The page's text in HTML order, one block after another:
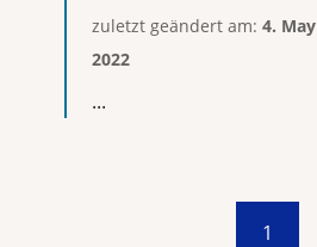
zuletzt geändert am: 4. May
2022
...
1